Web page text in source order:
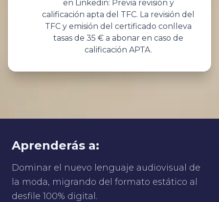
en Linkedin: Previa revisión y
calificación apta del TFC. La revisión del
TFC y emisión del certificado conlleva
tasas de 35 € a abonar en caso de
calificación APTA.
Aprenderás a:
Dominar el nuevo lenguaje audiovisual de
la moda, migrando del formato estático al
desfile 100% digital.